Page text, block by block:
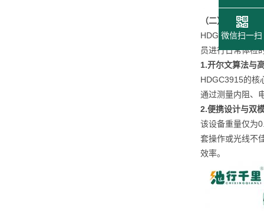
（二）
HDGC3915定位
员进行日常体检
1.开尔文算法与
HDGC3915的核
通过测量内阻、
2.便携设计与双
该设备重量仅为
套操作或光线不
效率。
微信扫一扫